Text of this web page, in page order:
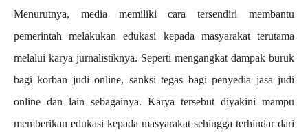
Menurutnya, media memiliki cara tersendiri membantu
pemerintah melakukan edukasi kepada masyarakat terutama
melalui karya jurnalistiknya. Seperti mengangkat dampak buruk
bagi korban judi online, sanksi tegas bagi penyedia jasa judi
online dan lain sebagainya. Karya tersebut diyakini mampu
memberikan edukasi kepada masyarakat sehingga terhindar dari